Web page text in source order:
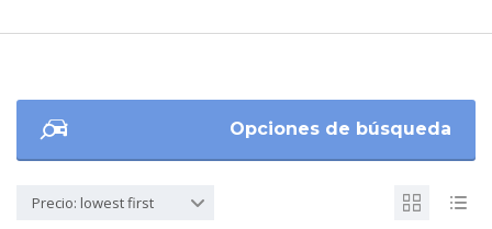
Opciones de búsqueda
Precio: lowest first